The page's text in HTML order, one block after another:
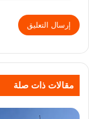
مقالات ذات صلة